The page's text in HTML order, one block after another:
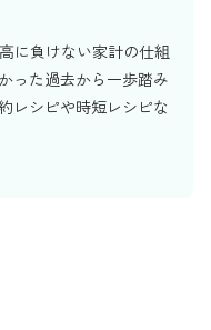
に負けない家計の仕組
った過去から一歩踏み
レシピや時短レシピな